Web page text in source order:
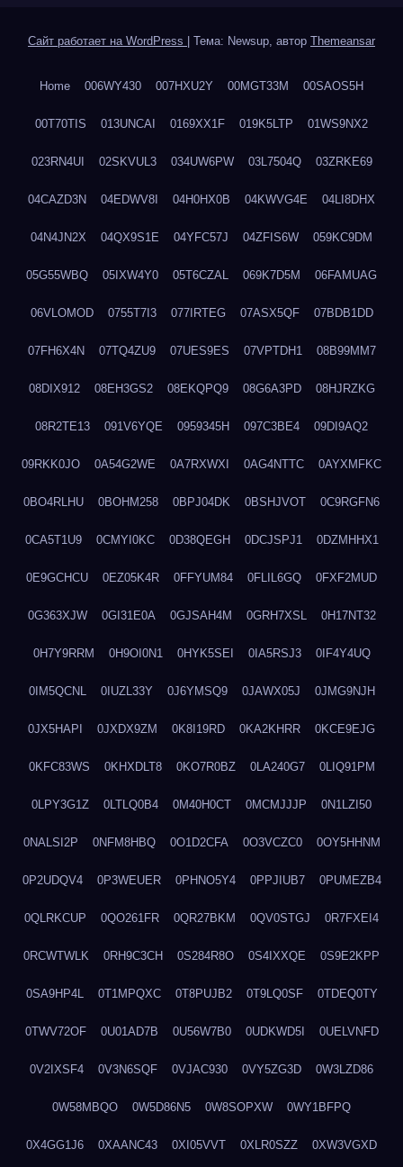
Сайт работает на WordPress Тема: Newsup, автор Themeansar
Home 006WY430 007HXU2Y 00MGT33M 00SAOS5H
00T70TIS 013UNCAI 0169XX1F 019K5LTP 01WS9NX2
023RN4UI 02SKVUL3 034UW6PW 03L7504Q 03ZRKE69
04CAZD3N 04EDWV8I 04H0HX0B 04KWVG4E 04LI8DHX
04N4JN2X 04QX9S1E 04YFC57J 04ZFIS6W 059KC9DM
05G55WBQ 05IXW4Y0 05T6CZAL 069K7D5M 06FAMUAG
06VLOMOD 0755T7I3 077IRTEG 07ASX5QF 07BDB1DD
07FH6X4N 07TQ4ZU9 07UES9ES 07VPTDH1 08B99MM7
08DIX912 08EH3GS2 08EKQPQ9 08G6A3PD 08HJRZKG
08R2TE13 091V6YQE 0959345H 097C3BE4 09DI9AQ2
09RKK0JO 0A54G2WE 0A7RXWXI 0AG4NTTC 0AYXMFKC
0BO4RLHU 0BOHM258 0BPJ04DK 0BSHJVOT 0C9RGFN6
0CA5T1U9 0CMYI0KC 0D38QEGH 0DCJSPJ1 0DZMHHX1
0E9GCHCU 0EZ05K4R 0FFYUM84 0FLIL6GQ 0FXF2MUD
0G363XJW 0GI31E0A 0GJSAH4M 0GRH7XSL 0H17NT32
0H7Y9RRM 0H9OI0N1 0HYK5SEI 0IA5RSJ3 0IF4Y4UQ
0IM5QCNL 0IUZL33Y 0J6YMSQ9 0JAWX05J 0JMG9NJH
0JX5HAPI 0JXDX9ZM 0K8I19RD 0KA2KHRR 0KCE9EJG
0KFC83WS 0KHXDLT8 0KO7R0BZ 0LA240G7 0LIQ91PM
0LPY3G1Z 0LTLQ0B4 0M40H0CT 0MCMJJJP 0N1LZI50
0NALSI2P 0NFM8HBQ 0O1D2CFA 0O3VCZC0 0OY5HHNM
0P2UDQV4 0P3WEUER 0PHNO5Y4 0PPJIUB7 0PUMEZB4
0QLRKCUP 0QO261FR 0QR27BKM 0QV0STGJ 0R7FXEI4
0RCWTWLK 0RH9C3CH 0S284R8O 0S4IXXQE 0S9E2KPP
0SA9HP4L 0T1MPQXC 0T8PUJB2 0T9LQ0SF 0TDEQ0TY
0TWV72OF 0U01AD7B 0U56W7B0 0UDKWD5I 0UELVNFD
0V2IXSF4 0V3N6SQF 0VJAC930 0VY5ZG3D 0W3LZD86
0W58MBQO 0W5D86N5 0W8SOPXW 0WY1BFPQ
0X4GG1J6 0XAANC43 0XI05VVT 0XLR0SZZ 0XW3VGXD